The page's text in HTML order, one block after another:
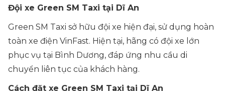
Đội xe Green SM Taxi tại Dĩ An
Green SM Taxi sở hữu đội xe hiện đại, sử dụng hoàn
toàn xe điện VinFast. Hiện tại, hãng có đội xe lớn
phục vụ tại Bình Dương, đáp ứng nhu cầu di
chuyển liên tục của khách hàng.
Cách đặt xe Green SM Taxi tại Dĩ An